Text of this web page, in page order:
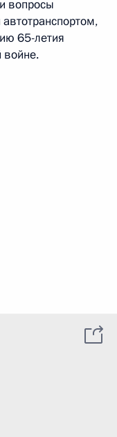
вопросы
65-летия
войне.